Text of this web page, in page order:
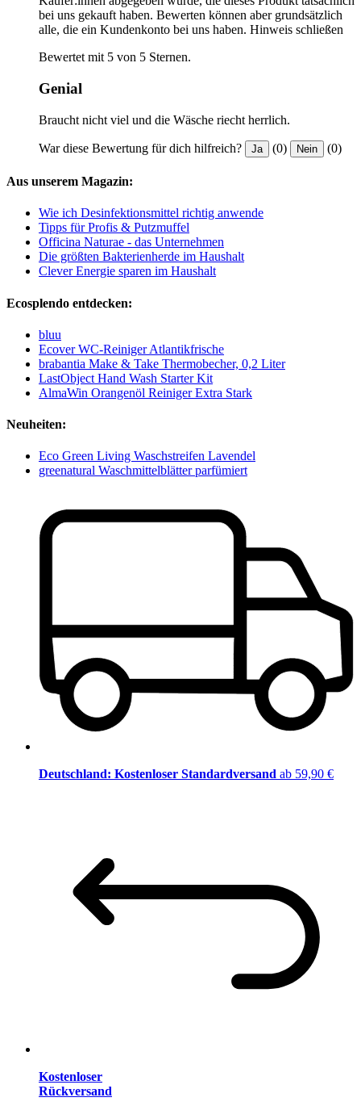
bei uns gekauft haben. Bewerten können aber grundsätzlich
alle, die ein Kundenkonto bei uns haben. Hinweis schließen
Bewertet mit 5 von 5 Sternen.
Genial
Braucht nicht viel und die Wäsche riecht herrlich.
War diese Bewertung für dich hilfreich? Ja (0) Nein (0)
Aus unserem Magazin:
Wie ich Desinfektionsmittel richtig anwende
Tipps für Profis & Putzmuffel
Officina Naturae - das Unternehmen
Die größten Bakterienherde im Haushalt
Clever Energie sparen im Haushalt
Ecosplendo entdecken:
bluu
Ecover WC-Reiniger Atlantikfrische
brabantia Make & Take Thermobecher, 0,2 Liter
LastObject Hand Wash Starter Kit
AlmaWin Orangenöl Reiniger Extra Stark
Neuheiten:
Eco Green Living Waschstreifen Lavendel
greenatural Waschmittelblätter parfümiert
Deutschland: Kostenloser Standardversand ab 59,90 €
Kostenloser
Rückversand